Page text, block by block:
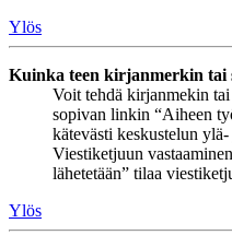
Ylös
Kuinka teen kirjanmerkin tai
Voit tehdä kirjanmekin
sopivan linkin “Aiheen
kätevästi keskustelun
Viestiketjuun
lähetetään” tilaa
Ylös